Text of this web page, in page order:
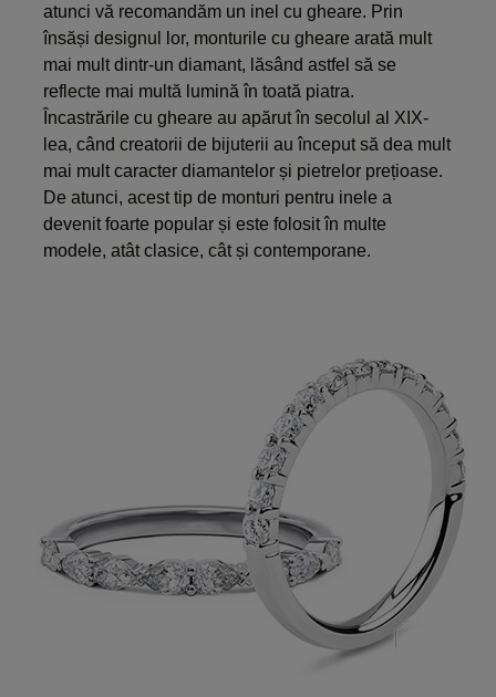
atunci vă recomandăm un inel cu gheare. Prin
însăși designul lor, monturile cu gheare arată mult
mai mult dintr-un diamant, lăsând astfel să se
reflecte mai multă lumină în toată piatra.
Încastrările cu gheare au apărut în secolul al XIX-
lea, când creatorii de bijuterii au început să dea mult
mai mult caracter diamantelor și pietrelor prețioase.
De atunci, acest tip de monturi pentru inele a
devenit foarte popular și este folosit în multe
modele, atât clasice, cât și contemporane.